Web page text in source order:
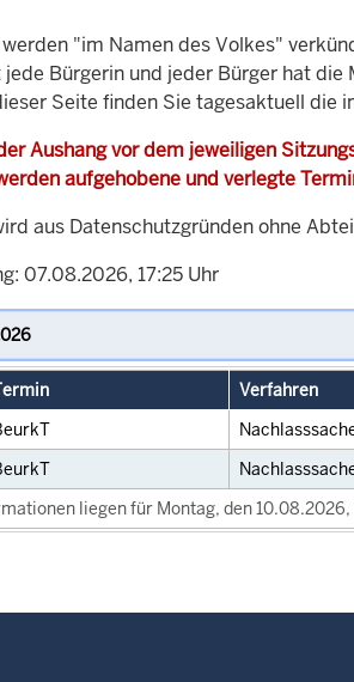
"im Namen des Volkes"
Bürgerin und jeder Bürger hat
Seite finden Sie tagesaktuell die
Aushang vor dem jeweiligen
aufgehobene und verlegte
aus Datenschutzgründen ohne
07.08.2026, 17:25 Uhr
Verfahren
liegen für Montag, den 10.08.2026,